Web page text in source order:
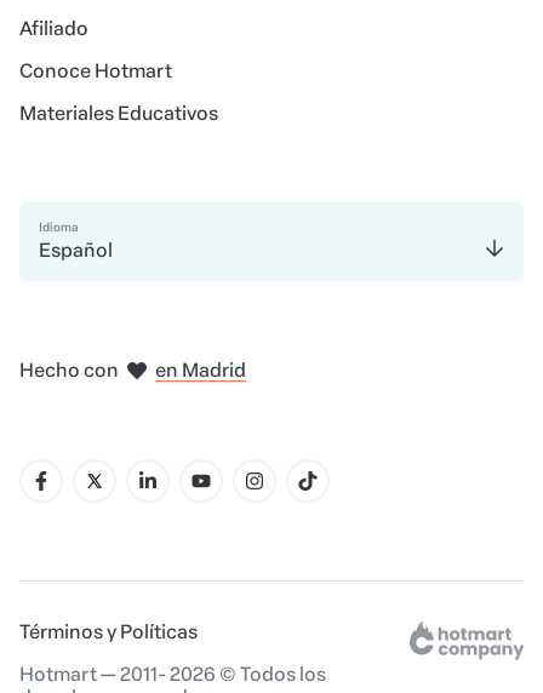
Afiliado
Conoce Hotmart
Materiales Educativos
Idioma
Español
Hecho con
en Madrid
Términos y Políticas
Hotmart — 2011- 2026 © Todos los